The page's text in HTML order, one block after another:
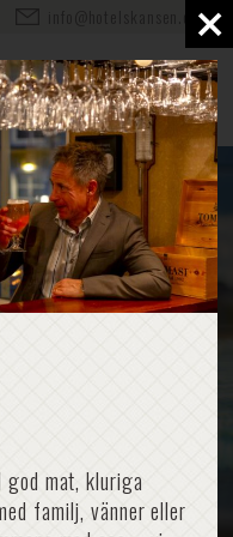
god mat, kluriga
familj, vänner eller
info@hotelskansen.com